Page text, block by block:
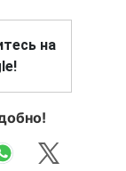
на